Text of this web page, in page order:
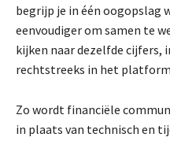
begrijp je in één oogopslag
eenvoudiger om samen te
kijken naar dezelfde cijfers,
rechtstreeks in het
Zo wordt financiële
in plaats van technisch en